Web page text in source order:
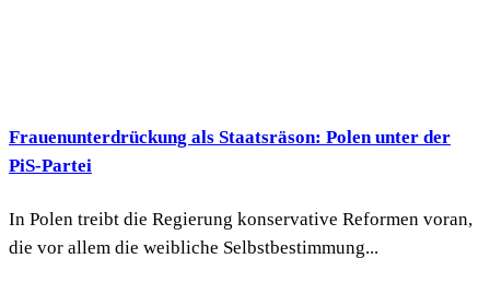
Frauenunterdrückung als Staatsräson: Polen unter der
PiS-Partei
In Polen treibt die Regierung konservative Reformen voran,
die vor allem die weibliche Selbstbestimmung...